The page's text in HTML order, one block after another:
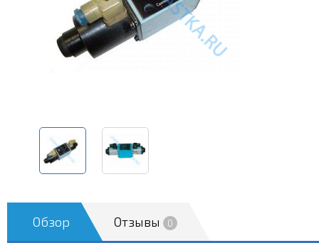
Обзор Отзывы 0